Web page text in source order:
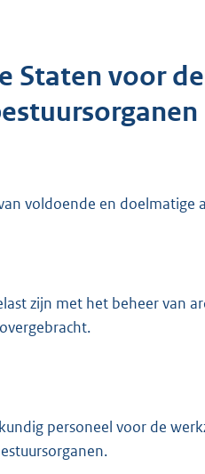
Staten voor de
voldoende en doelmatige
zijn met het beheer van
personeel voor de